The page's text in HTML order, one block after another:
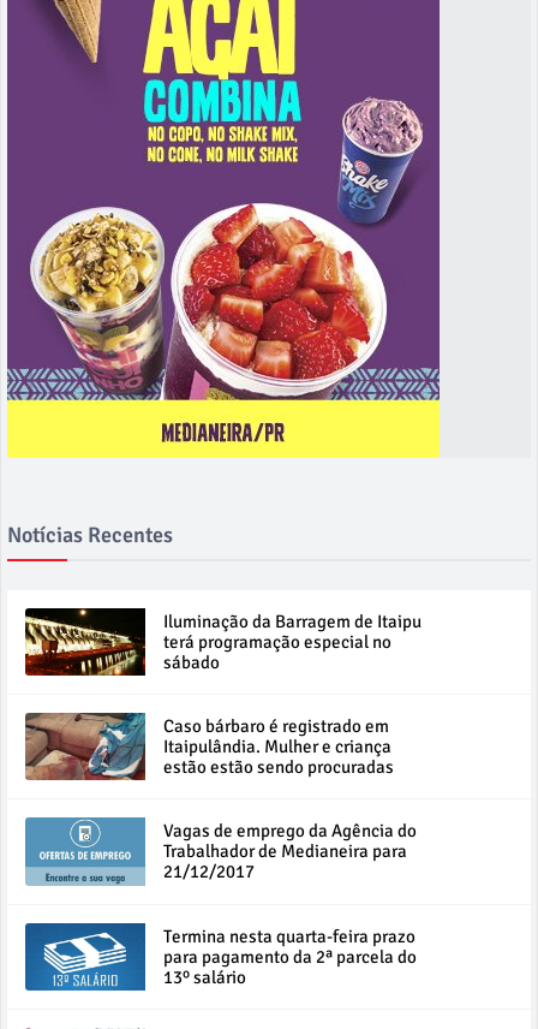
Notícias Recentes
Iluminação da Barragem de Itaipu
terá programação especial no
sábado
Caso bárbaro é registrado em
Itaipulândia. Mulher e criança
estão estão sendo procuradas
Vagas de emprego da Agência do
Trabalhador de Medianeira para
21/12/2017
Termina nesta quarta-feira prazo
para pagamento da 2ª parcela do
13º salário